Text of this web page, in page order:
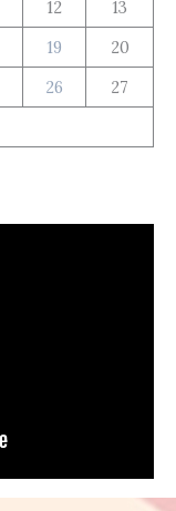
12
13
19
20
26
27